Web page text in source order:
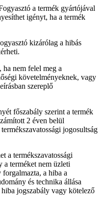
a termék gyártójával
igényt, ha a termék
kizárólag a hibás
nem felel meg a
követelményeknek, vagy
szereplő
főszabály szerint a termék
2 éven belül
jogosultság
a termékszavatossági
a terméket nem üzleti
a hiba a
és technika állása
jogszabály vagy kötelező